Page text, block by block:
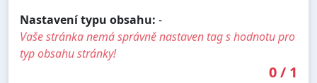
Nastavení typu obsahu: -
Vaše stránka nemá správně nastaven tag s hodnotu pro
typ obsahu stránky!
0/ 1